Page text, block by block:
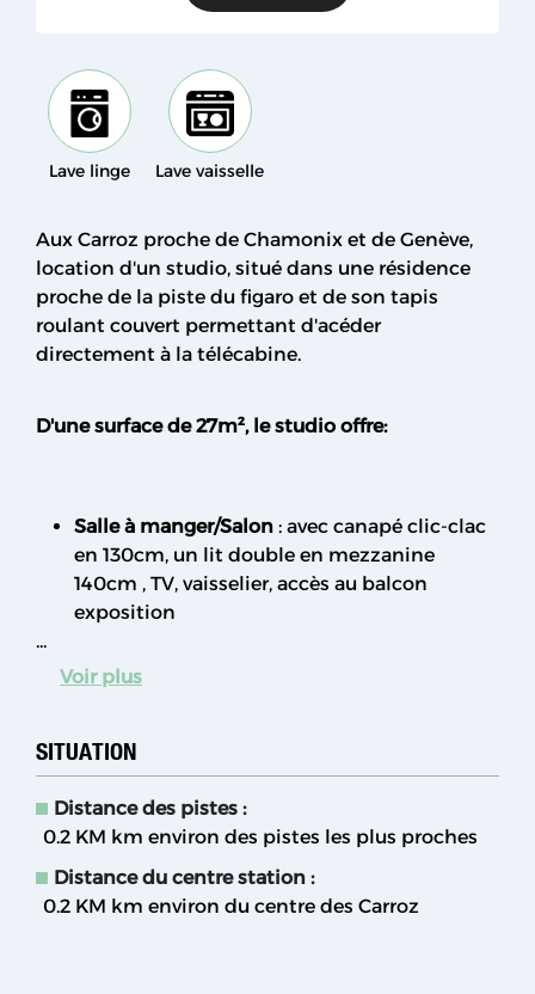
Lave linge Lave vaisselle
Aux Carroz proche de Chamonix et de Genève,
location d'un studio, situé dans une résidence
proche de la piste du figaro et de son tapis
roulant couvert permettant d'acéder
directement à la télécabine.
D'une surface de 27m², le studio offre:
Salle à manger/Salon : avec canapé clic-clac
en 130cm, un lit double en mezzanine
140cm , TV, vaisselier, accès au balcon
exposition
...
Voir plus
SITUATION
Distance des pistes :
0.2 KM km environ des pistes les plus proches
Distance du centre station :
0.2 KM km environ du centre des Carroz